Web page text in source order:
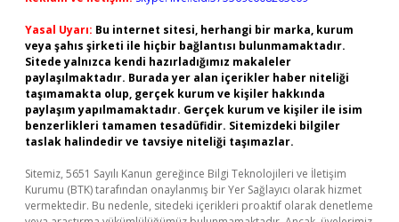
Yasal Uyarı: Bu internet sitesi, herhangi bir marka, kurum
veya şahıs şirketi ile hiçbir bağlantısı bulunmamaktadır.
Sitede yalnızca kendi hazırladığımız makaleler
paylaşılmaktadır. Burada yer alan içerikler haber niteliği
taşımamakta olup, gerçek kurum ve kişiler hakkında
paylaşım yapılmamaktadır. Gerçek kurum ve kişiler ile isim
benzerlikleri tamamen tesadüfidir. Sitemizdeki bilgiler
taslak halindedir ve tavsiye niteliği taşımazlar.
Sitemiz, 5651 Sayılı Kanun gereğince Bilgi Teknolojileri ve İletişim
Kurumu (BTK) tarafından onaylanmış bir Yer Sağlayıcı olarak hizmet
vermektedir. Bu nedenle, sitedeki içerikleri proaktif olarak denetleme